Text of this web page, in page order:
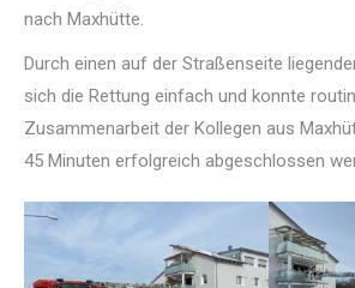
nach Maxhütte.
Durch einen auf der Straßenseite
sich die Rettung einfach und konnte
Zusammenarbeit der Kollegen aus
45 Minuten erfolgreich abgeschlossen